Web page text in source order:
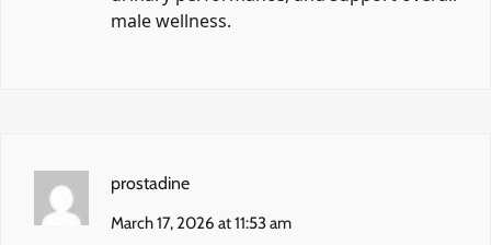
male wellness.
prostadine
March 17, 2026 at 11:53 am